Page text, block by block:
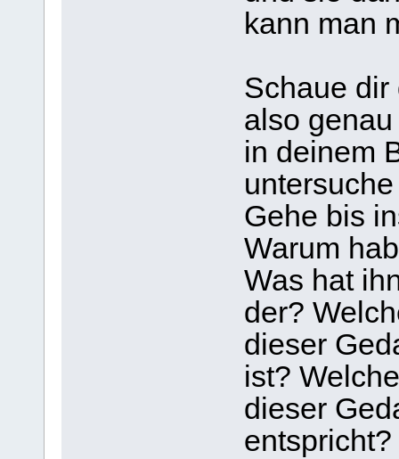
kann man
Schaue dir
also
in deinem
Gehe bis
Warum
Was hat
der?
dieser
ist?
dieser
entspricht?